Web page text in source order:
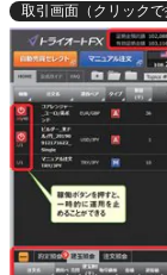
取引画面（クリックで